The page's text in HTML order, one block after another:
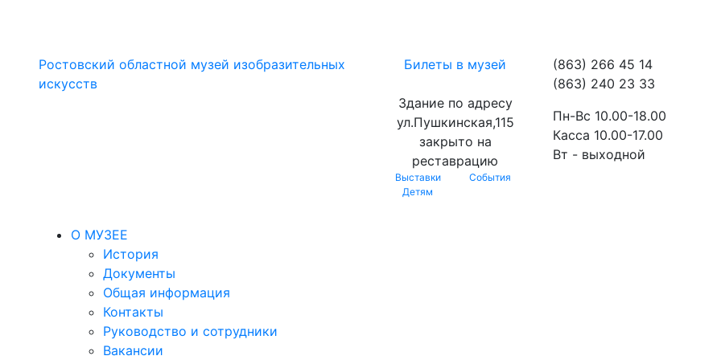
Ростовский областной музей изобразительных
искусств
Билеты в музей
Здание по адресу
ул.Пушкинская,115
закрыто на
реставрацию
Выставки
События
Детям
(863) 266 45 14
(863) 240 23 33
Пн-Вс 10.00-18.00
Касса 10.00-17.00
Вт - выходной
О МУЗЕЕ
История
Документы
Общая информация
Контакты
Руководство и сотрудники
Вакансии